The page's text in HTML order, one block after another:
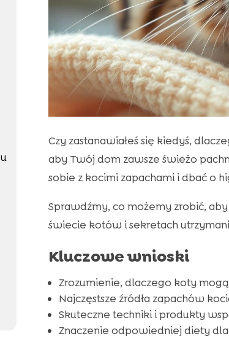
Czy zastanawiałeś się kiedyś,
aby Twój dom zawsze świeżo
sobie z kocimi zapachami i dbać o
Sprawdźmy, co możemy zrobić,
świecie kotów i sekretach
Kluczowe wnioski
Zrozumienie, dlaczego koty
Najczęstsze źródła zapachów
Skuteczne techniki i produkty
Znaczenie odpowiedniej diety